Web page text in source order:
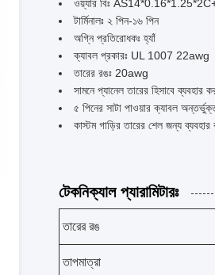
ওয়্যার বিঃ
টার্মিনালঃ ২ পিন-১৬ পিন
অগ্নি প্রতিরোধকঃ হ্যাঁ
ক্যাবল প্রকারঃ UL 1007 22awg
তারের রঙঃ 20awg
সামনে প্যানেল তারের হিসাবে ব্যবহার
৫ পিনের সাটা পাওয়ার ক্যাবল
কাস্টম গাড়ির তারের শেল জন্য ব্যবহার
টেকনিক্যাল প্যারামিটারঃ
তারের রঙ
তাপমাত্রা